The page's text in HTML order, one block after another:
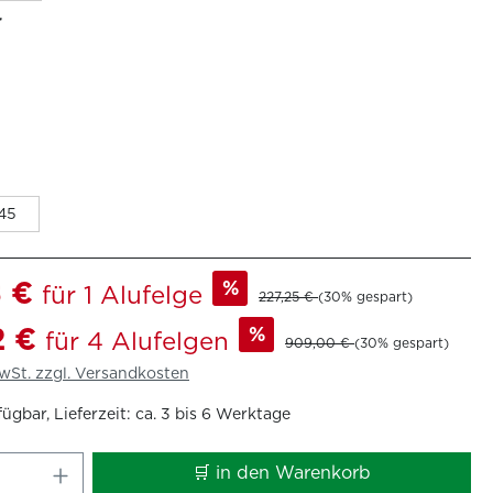
€ für 1 Alufelge % 227,25 €(30% gespart)
€ für 4 Alufelgen % 909,00 €(30% gespart)
zzgl. Versandkosten
Lieferzeit: ca. 3 bis 6 Werktage
Anzahl: Gib den gewünschten
🛒 in den Warenkorb